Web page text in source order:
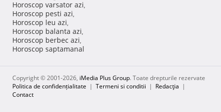
Horoscop varsator azi,
Horoscop pesti azi,
Horoscop leu azi,
Horoscop balanta azi,
Horoscop berbec azi,
Horoscop saptamanal
Copyright © 2001-2026, iMedia Plus Group. Toate drepturile rezervate
Politica de confidențialitate | Termeni si conditii | Redacţia |
Contact